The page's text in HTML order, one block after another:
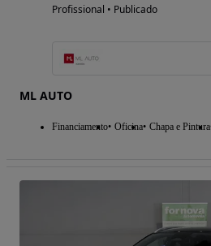
Profissional • Publicado
ML AUTO
Financiamento Oficina Chapa e Pintura